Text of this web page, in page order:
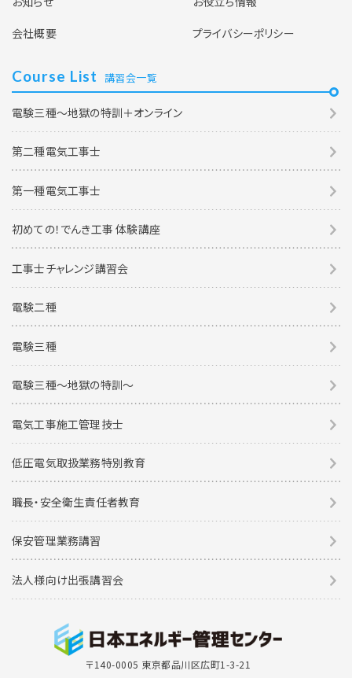
会社概要
プライバシーポリシー
Course List 講習会一覧
電験三種～地獄の特訓＋オンライン
第二種電気工事士
第一種電気工事士
初めての！でんき工事 体験講座
工事士チャレンジ講習会
電験二種
電験三種
電験三種〜地獄の特訓〜
電気工事施工管理技士
低圧電気取扱業務特別教育
職長・安全衛生責任者教育
保安管理業務講習
法人様向け出張講習会
〒140-0005 東京都品川区広町1-3-21